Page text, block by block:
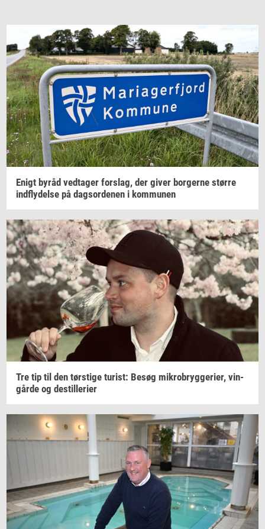
Enigt byråd ved­ta­ger for­slag, der giver bor­ger­ne stør­re
ind­fly­del­se på dags­or­de­nen i kom­mu­nen
Tre tip til den tørsti­ge turist: Besøg mi­kro­bryg­ge­ri­er, vin­
går­de og destil­le­ri­er